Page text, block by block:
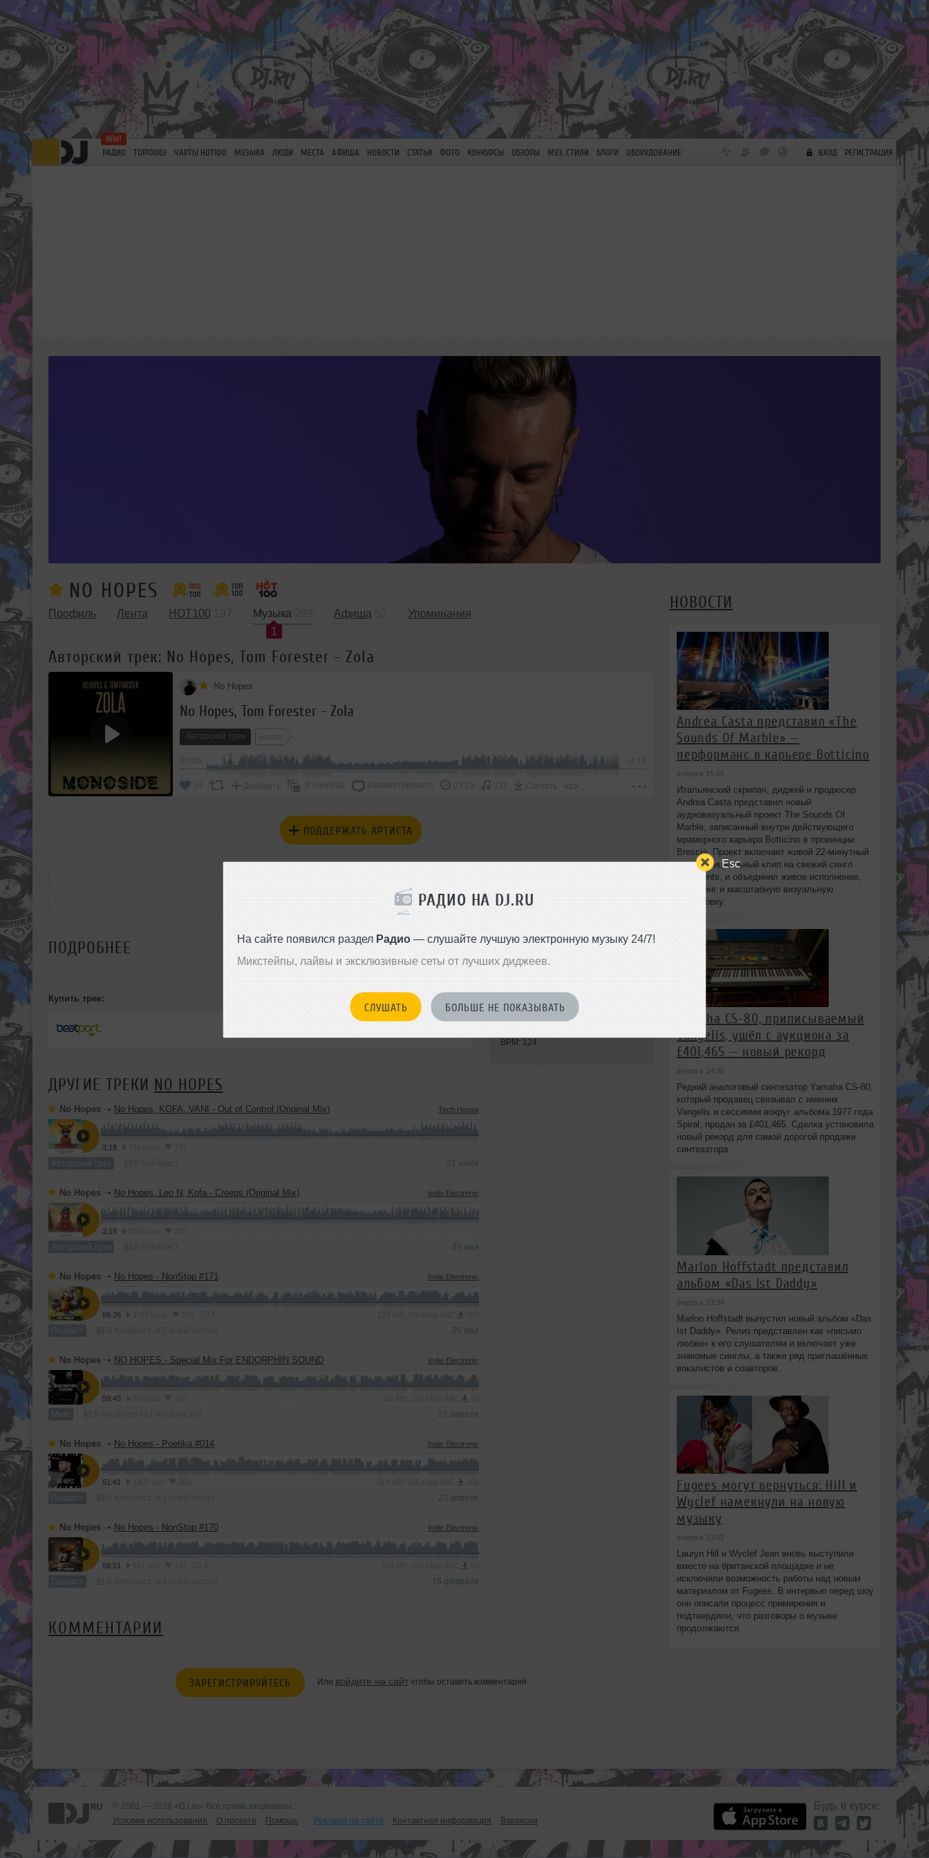
Esc
РАДИО НА DJ.RU
На сайте появился раздел Радио— слушайте лучшую электронную музыку 24/7!
Микстейпы, лайвы и эксклюзивные сеты от лучших диджеев.
СЛУШАТЬ БОЛЬШЕ НЕ ПОКАЗЫВАТЬ
РАДИО TOP100DJ ЧАРТЫ HOT100 МУЗЫКА ЛЮДИ МЕСТА АФИША НОВОСТИ СТАТЬИ ФОТО КОНКУРСЫ ОБЗОРЫ МУЗ. СТИЛИ БЛОГИ ОБОРУДОВАНИЕ ВХОД РЕГИСТРАЦИЯ
NO HOPES
Профиль Лента HOT100
Музыка
1
Афиша Упоминания
Авторский трек: No Hopes, Tom Forester - Zola
No Hopes
No Hopes, Tom Forester - Zola
Авторский трек House
-3:19
34 Добавить В очередь Комментировать 03:19 332 Скачать </>
ПОДДЕРЖАТЬ АРТИСТА
РАССКАЖИ ДРУЗЬЯМ
ПОДРОБНЕЕ
Купить трек:
ДРУГИЕ ТРЕКИ NO HOPES
No Hopes ➝ No Hopes, KOFA, VANI - Out of Control (Original Mix) Tech House
3:18
Авторский трек 31 июля
No Hopes ➝ No Hopes, Leo N, Kofa - Creeps (Original Mix) Indie Electronic
3:19
Авторский трек 29 мая
No Hopes ➝ No Hopes - NonStop #171 Indie Electronic
66:26
Подкаст 25 мая
No Hopes ➝ NO HOPES - Special Mix For ENDORPHIN SOUND Indie Electronic
59:43
Микс 27 апреля
No Hopes ➝ No Hopes - Poetika #014 Indie Electronic
61:41
Подкаст 23 апреля
No Hopes ➝ No Hopes - NonStop #170 Indie Electronic
58:51
Подкаст 16 февраля
Стиль: House
Записан: 06 августа 2021
BPM: 124
КОММЕНТАРИИ
ЗАРЕГИСТРИРУЙТЕСЬ Или войдите на сайтчтобы оставить комментарий
НОВОСТИ
Andrea Casta представил «The
Sounds Of Marble» —
перформанс в карьере Botticino
вчера в 15:05
Итальянский скрипач, диджей и продюсер
Andrea Casta представил новый
аудиовизуальный проект The Sounds Of
Marble, записанный внутри действующего
мраморного карьера Botticino в провинции
Brescia. Проект включает живой 22‑минутный
сет и официальный клип на свежий сингл
Fragments, и объединил живое исполнение,
диджеинг и масштабную визуальную
постановку.
Yamaha CS-80, приписываемый
Vangelis, ушёл с аукциона за
£401,465 — новый рекорд
вчера в 14:35
Редкий аналоговый синтезатор Yamaha CS-80,
который продавец связывал с именем
Vangelis и сессиями вокруг альбома 1977 года
Spiral, продан за £401,465. Сделка установила
новый рекорд для самой дорогой продажи
синтезатора.
Marlon Hoffstadt представил
альбом «Das Ist Daddy»
вчера в 13:34
Marlon Hoffstadt выпустил новый альбом «Das
Ist Daddy». Релиз представлен как «письмо
любви» к его слушателям и включает уже
знакомые синглы, а также ряд приглашённых
вокалистов и соавторов.
Fugees могут вернуться: Hill и
Wyclef намекнули на новую
музыку
вчера в 13:02
Lauryn Hill и Wyclef Jean вновь выступили
вместе на британской площадке и не
исключили возможность работы над новым
материалом от Fugees. В интервью перед шоу
они описали процесс примирения и
подтвердили, что разговоры о музыке
продолжаются.
© 2001 — 2026 «DJ.ru» Все права защищены.
Условия использования
О проекте Помощь Реклама на сайте Контактная информация Вакансии
Будь в курсе: